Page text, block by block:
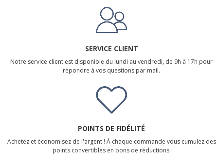
SERVICE CLIENT
Notre service client est disponible du lundi au vendredi, de 9h à 17h pour
répondre à vos questions par mail.
POINTS DE FIDÉLITÉ
Achetez et économisez de l'argent ! À chaque commande vous cumulez des
points convertibles en bons de réductions.